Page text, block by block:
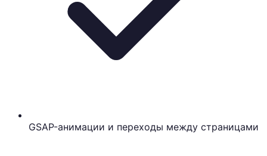
GSAP-анимации и переходы между страницами